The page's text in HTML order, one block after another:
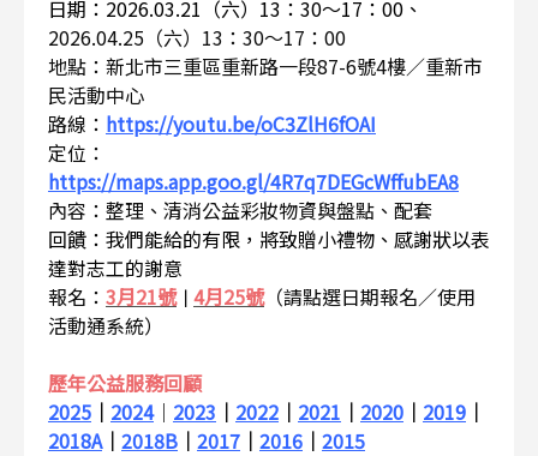
日期：2026.03.21（六）13：30～17：00、
2026.04.25（六）13：30～17：00
地點：新北市三重區重新路一段87-6號4樓／重新市
民活動中心
路線： https://youtu.be/oC3ZlH6fOAI
定位：
https://maps.app.goo.gl/4R7q7DEGcWffubEA8
內容：整理、清消公益彩妝物資與盤點、配套
回饋：我們能給的有限，將致贈小禮物、感謝狀以表
達對志工的謝意
報名： 3月21號｜ 4月25號（請點選日期報名／使用
活動通系統）
歷年公益服務回顧
2025 ｜ 2024｜ 2023 ｜ 2022 ｜ 2021 ｜ 2020 ｜ 2019 ｜
2018A｜ 2018B ｜ 2017 ｜ 2016 ｜ 2015